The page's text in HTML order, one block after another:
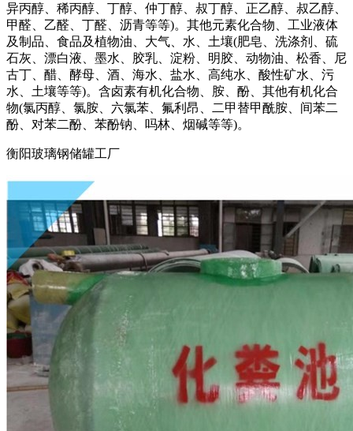
异丙醇、稀丙醇、丁醇、仲丁醇、叔丁醇、正乙醇、叔乙醇、
甲醛、乙醛、丁醛、沥青等等)。其他元素化合物、工业液体
及制品、食品及植物油、大气、水、土壤(肥皂、洗涤剂、硫
石灰、漂白液、墨水、胶乳、淀粉、明胶、动物油、松香、尼
古丁、醋、酵母、酒、海水、盐水、高纯水、酸性矿水、污
水、土壤等等)。含卤素有机化合物、胺、酚、其他有机化合
物(氯丙醇、氯胺、六氯苯、氟利昂、二甲替甲酰胺、间苯二
酚、对苯二酚、苯酚钠、吗林、烟碱等等)。
衡阳玻璃钢储罐工厂